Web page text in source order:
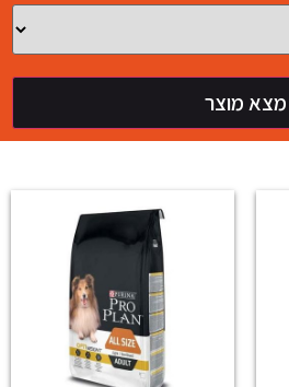
מצא מוצר